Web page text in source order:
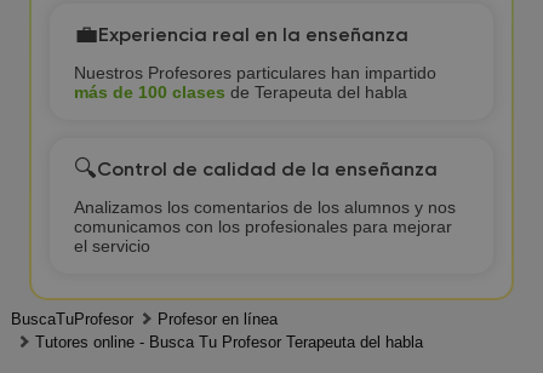
💼Experiencia real en la enseñanza
Nuestros Profesores particulares han impartido
más de 100 clases de Terapeuta del habla
🔍Control de calidad de la enseñanza
Analizamos los comentarios de los alumnos y nos
comunicamos con los profesionales para mejorar
el servicio
BuscaTuProfesor
Profesor en línea
Tutores online - Busca Tu Profesor Terapeuta del habla